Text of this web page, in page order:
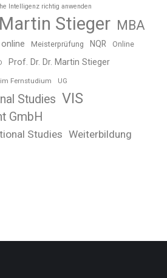
Intelligenz richtig anwenden
Martin Stieger MBA
Meisterprüfung NQR Online
Prof. Dr. Dr. Martin Stieger
Fernstudium UG
Studies VIS
GmbH
Studies Weiterbildung